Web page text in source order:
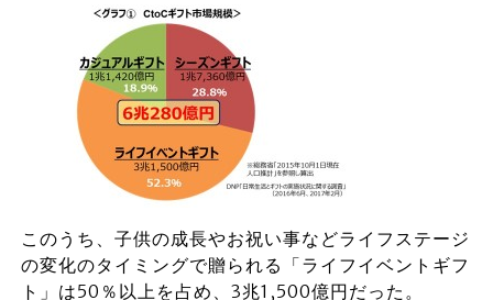
このうち、子供の成長やお祝い事などライフステージ
の変化のタイミングで贈られる「ライフイベントギフ
ト」は50％以上を占め、3兆1,500億円だった。